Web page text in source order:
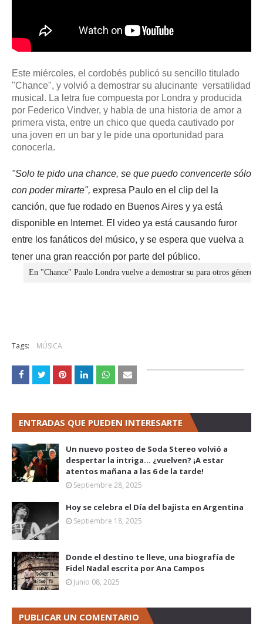
Este miércoles, el cordobés publicó su sencillo titulado
"Chance", y volvió a demostrar su alucinante versatilidad
musical. La letra fue compuesta por Londra y producida
por Federico Vindver, y habla de una historia de amor a
primera vista, entre un chico que queda cautivado por
una joven en un bar y le pide una oportunidad para
conocerla.
"Solo te pido una chance, se que puedo convencerte sólo
con poder mirarte", expresa Paulo en el clip del la
canción, que fue rodado en Buenos Aires y ya está
disponible en Internet. El video ya está causando furor
entre los fanáticos del músico, y se espera que vuelva a
tener una gran reacción por parte del público.
En "Chance" Paulo Londra vuelve a demostrar su para otros géneros.
Tags: MÚSICA
ENTRADAS QUE PUEDEN INTERESARTE
Un nuevo posteo de Soda Stereo volvió a
despertar la intriga... ¿vuelven? ¡A estar
atentos mañana a las 6 de la tarde!
Septiembre 28, 2025
Hoy se celebra el Día del bajista en Argentina
Septiembre 18, 2025
Donde el destino te lleve, una biografía de
Fidel Nadal escrita por Ana Campos
Junio 08, 2025
PUBLICAR UN COMENTARIO